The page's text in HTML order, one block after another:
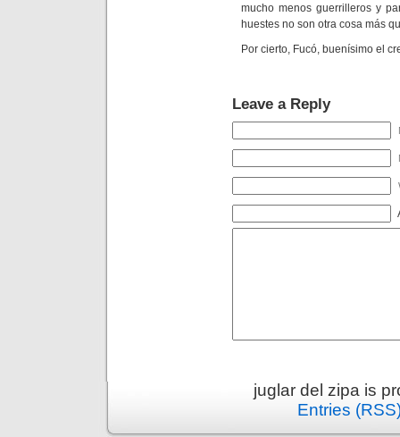
mucho menos guerrilleros y
huestes no son otra cosa más
Por cierto, Fucó, buenísimo el
Leave a Reply
juglar del zipa is
Entries